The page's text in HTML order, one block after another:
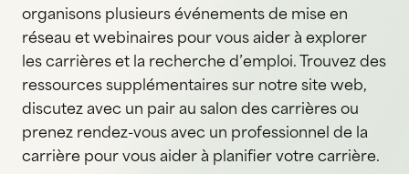
organisons plusieurs événements de mise en
réseau et webinaires pour vous aider à explorer
les carrières et la recherche d’emploi. Trouvez des
ressources supplémentaires sur notre site web,
discutez avec un pair au salon des carrières ou
prenez rendez-vous avec un professionnel de la
carrière pour vous aider à planifier votre carrière.